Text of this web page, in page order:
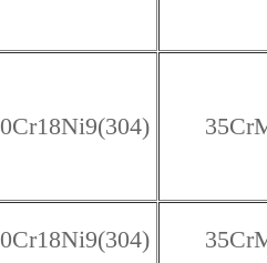
0Cr18Ni9(304)
0Cr18Ni9(304)